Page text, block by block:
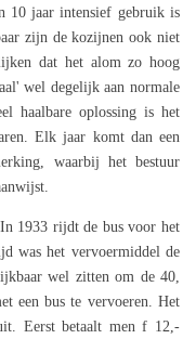
10 jaar intensief gebruik is
zijn de kozijnen ook niet
dat het alom zo hoog
wel degelijk aan normale
haalbare oplossing is het
Elk jaar komt dan een
waarbij het bestuur
1933 rijdt de bus voor het
was het vervoermiddel de
wel zitten om de 40,
een bus te vervoeren. Het
Eerst betaalt men f 12,-